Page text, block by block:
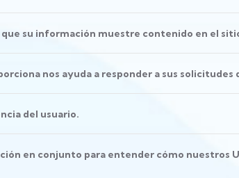
que su información muestre contenido en el
nos ayuda a responder a sus
del usuario.
en conjunto para entender cómo nuestros